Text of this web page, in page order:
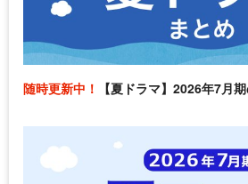
随時更新中！ 【夏ドラマ】2026年7月